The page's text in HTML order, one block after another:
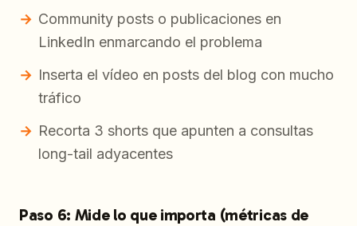
Community posts o publicaciones en
LinkedIn enmarcando el problema
Inserta el vídeo en posts del blog con mucho
tráfico
Recorta 3 shorts que apunten a consultas
long-tail adyacentes
Paso 6: Mide lo que importa (métricas de